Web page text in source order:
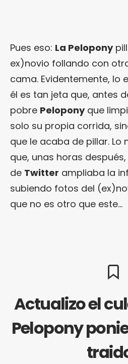
Pues eso: La Pelopony
ex)novio follando con
cama. Evidentemente, lo
él es tan jeta que, antes
pobre Peloponyque
solo su propia corrida,
que le acaba de pillar. Lo
que, unas horas
de Twitter ampliaba la
subiendo fotos del
que no es otro que este…
Actualizo el
Pelopony